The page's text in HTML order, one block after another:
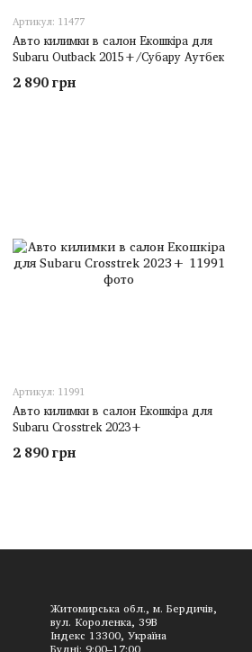
Артикул: 11477
Авто килимки в салон Екошкіра для
Subaru Outback 2015+/Субару Аутбек
2 890 грн
Артикул: 11991
Авто килимки в салон Екошкіра для
Subaru Crosstrek 2023+
2 890 грн
Житомирська обл., м. Бердичів,
вул. Короленка, 39В
Індекс 13300, Україна